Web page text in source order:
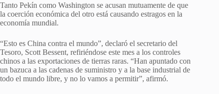
Tanto Pekín como Washington se acusan mutuamente de que
la coerción económica del otro está causando estragos en la
economía mundial.
“Esto es China contra el mundo”, declaró el secretario del
Tesoro, Scott Bessent, refiriéndose este mes a los controles
chinos a las exportaciones de tierras raras. “Han apuntado con
un bazuca a las cadenas de suministro y a la base industrial de
todo el mundo libre, y no lo vamos a permitir”, afirmó.